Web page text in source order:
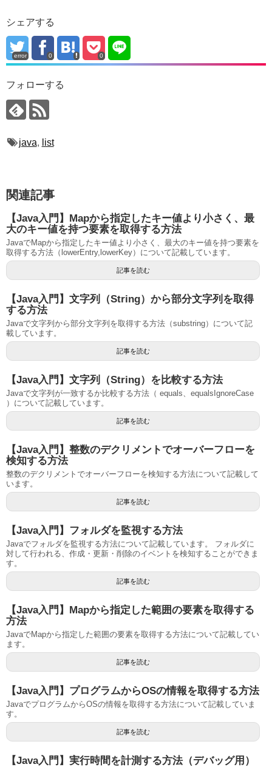
シェアする
error 0 0
フォローする
java, list
関連記事
【Java入門】Mapから指定したキー値より小さく、最
大のキー値を持つ要素を取得する方法
JavaでMapから指定したキー値より小さく、最大のキー値を持つ要素を
取得する方法（lowerEntry,lowerKey）について記載しています。
記事を読む
【Java入門】文字列（String）から部分文字列を取得
する方法
Javaで文字列から部分文字列を取得する方法（substring）について記
載しています。
記事を読む
【Java入門】文字列（String）を比較する方法
Javaで文字列が一致するか比較する方法（ equals、equalsIgnoreCase
）について記載しています。
記事を読む
【Java入門】整数のデクリメントでオーバーフローを
検知する方法
整数のデクリメントでオーバーフローを検知する方法について記載して
います。
記事を読む
【Java入門】フォルダを監視する方法
Javaでフォルダを監視する方法について記載しています。 フォルダに
対して行われる、作成・更新・削除のイベントを検知することができま
す。
記事を読む
【Java入門】Mapから指定した範囲の要素を取得する
方法
JavaでMapから指定した範囲の要素を取得する方法について記載してい
ます。
記事を読む
【Java入門】プログラムからOSの情報を取得する方法
JavaでプログラムからOSの情報を取得する方法について記載していま
す。
記事を読む
【Java入門】実行時間を計測する方法（デバッグ用）